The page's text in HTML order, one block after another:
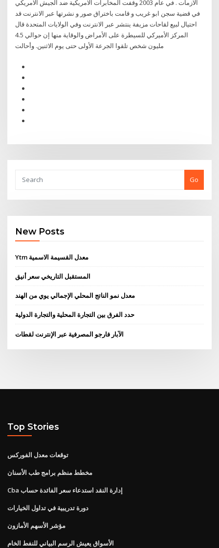
الازمات . في عام 2003 وقفت المخابرات الامريكية ضد الجيش الامريكي
في قضية سجن ابو غريب و قامت باختراق صور و نشرتها عبر الانترنت قد
احتيال لبيع لقاحات مزيفة ينتشر عبر الانترنت وفي الولايات المتحدة قال
المركز الأميركي للسيطرة على الأمراض والوقاية منها إن حوالي 4.5
مليون شخص تلقوا الجرعة الأولى حتى يوم الاثنين. وأحالت
Go
New Posts
Ytm معدل القسيمة الاسمية
المستقبل التاريخي سعر أنيق
معدل نمو الناتج المحلي الإجمالي يوي من الهند
حدد الفرق بين التجارة المحلية والتجارة الدولية
الآبار فارجو المصرفية عبر الإنترنت لقطات
Top Stories
توقعات معدل الفوركس
مخطط منظم برامج طب الأسنان
Cba إدارة النقد استدعاء سعر الفائدة حساب
دورة تدريبية في تداول الخيارات
مؤشر الأسهم الأمازون
الأسواق يعيش الرسم البياني للنفط الخام